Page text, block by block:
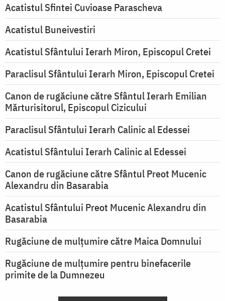
Acatistul Sfintei Cuvioase Parascheva
Acatistul Buneivestiri
Acatistul Sfântului Ierarh Miron, Episcopul Cretei
Paraclisul Sfântului Ierarh Miron, Episcopul Cretei
Canon de rugăciune către Sfântul Ierarh Emilian
Mărturisitorul, Episcopul Cizicului
Paraclisul Sfântului Ierarh Calinic al Edessei
Acatistul Sfântului Ierarh Calinic al Edessei
Canon de rugăciune către Sfântul Preot Mucenic
Alexandru din Basarabia
Acatistul Sfântului Preot Mucenic Alexandru din
Basarabia
Rugăciune de mulţumire către Maica Domnului
Rugăciune de mulțumire pentru binefacerile
primite de la Dumnezeu